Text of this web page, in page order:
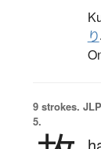
り
9 strokes.
5.